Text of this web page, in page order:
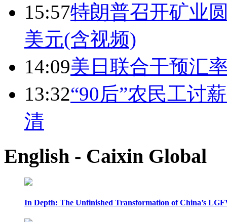
15:57特朗普召开矿业
美元(含视频)
14:09美日联合干预汇
13:32“90后”农民工讨
清
English - Caixin Global
In Depth: The Unfinished Transformation of China’s